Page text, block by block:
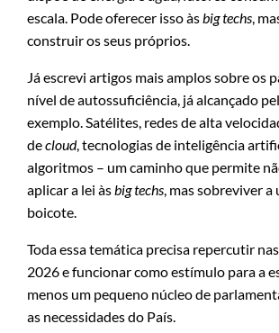
escala. Pode oferecer isso àsbig techs,
construir os seus próprios.
Já escrevi artigos mais amplos sobre os
nível de autossuficiência, já alcançado
exemplo. Satélites, redes de alta
decloud, tecnologias de inteligência
algoritmos – um caminho que permite
aplicar a lei àsbig techs, mas sobreviver a
boicote.
Toda essa temática precisa repercutir
2026 e funcionar como estímulo para a
menos um pequeno núcleo de
as necessidades do País.